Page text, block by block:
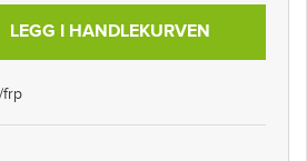
LEGG I HANDLEKURVEN
frp